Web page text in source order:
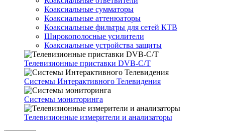
Коаксиальные сумматоры
Коаксиальные аттенюаторы
Коаксиальные фильтры для сетей КТВ
Широкополосные усилители
Коаксиальные устройства защиты
Телевизионные приставки DVB-C/T
Системы Интерактивного Телевидения
Системы мониторинга
Телевизионные измерители и анализаторы